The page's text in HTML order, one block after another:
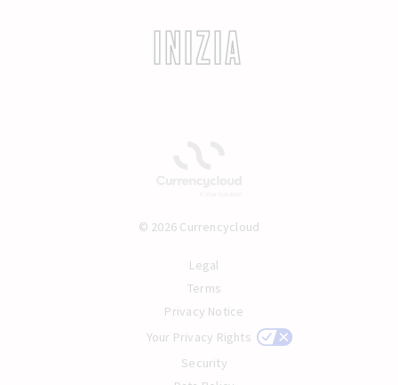
INIZIA
© 2026 Currencycloud
Legal
Terms
Privacy Notice
Your Privacy Rights
Security